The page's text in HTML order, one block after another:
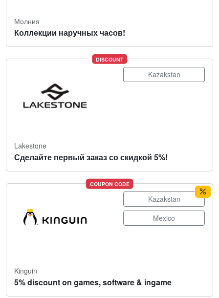
Молния
Коллекции наручных часов!
DISCOUNT
Kazakstan
Lakestone
Сделайте первый заказ со скидкой 5%!
COUPON CODE
Kazakstan
Mexico
Kinguin
5% discount on games, software & ingame